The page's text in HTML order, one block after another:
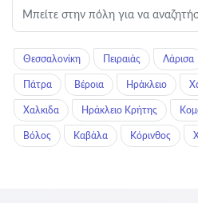
Θεσσαλονίκη Πειραιάς Λάρισα
Πάτρα Βέροια Ηράκλειο
Χαλκιδα Ηράκλειο Κρήτης
Βόλος Καβάλα Κόρινθος